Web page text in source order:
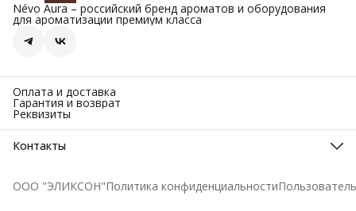
Névo Aura – российский бренд ароматов и оборудования
для ароматизации премиум класса
Оплата и доставка
Гарантия и возврат
Реквизиты
Контакты
Университетская. д. 2, офис 327, Технопарк «Обнинск»
ООО "ЭЛИКСОН"Политика конфиденциальности